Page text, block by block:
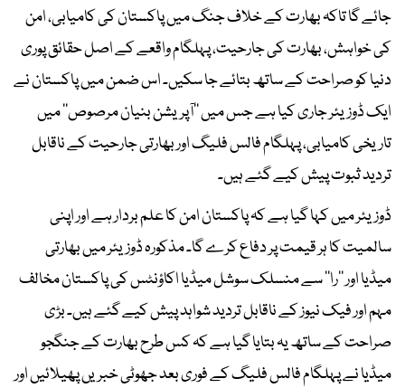
جائے گا تاکہ بھارت کے خلاف جنگ میں پاکستان کی کامیابی، امن
کی خواہش، بھارت کی جارحیت، پہلگام واقعے کے اصل حقائق پوری
دنیا کو صراحت کے ساتھ بتائے جا سکیں۔ اس ضمن میں پاکستان نے
ایک ڈوزیئر جاری کیا ہے جس میں ’’آپریشن بنیان مرصوص‘‘ میں
تاریخی کامیابی، پہلگام فالس فلیگ اور بھارتی جارحیت کے ناقابل
تردید ثبوت پیش کیے گئے ہیں۔
ڈوزیئر میں کہا گیا ہے کہ پاکستان امن کا علم بردار ہے اور اپنی
سالمیت کا ہر قیمت پر دفاع کرے گا۔ مذکورہ ڈوزیئر میں بھارتی
میڈیا اور ’’را‘‘ سے منسلک سوشل میڈیا اکاؤنٹس کی پاکستان مخالف
مہم اور فیک نیوز کے ناقابل تردید شواہد پیش کیے گئے ہیں۔ بڑی
صراحت کے ساتھ یہ بتایا گیا ہے کہ کس طرح بھارت کے جنگجو
میڈیا نے پہلگام فالس فلیگ کے فوری بعد جھوٹی خبریں پھیلائیں اور